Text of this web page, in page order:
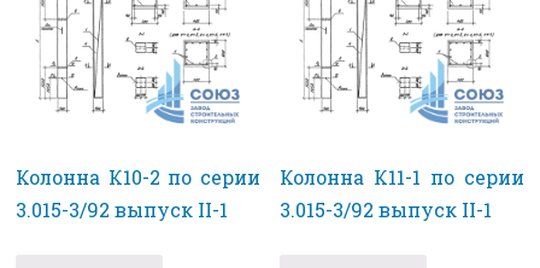
Колонна К10-2 по серии
3.015-3/92 выпуск II-1
Колонна К11-1 по серии
3.015-3/92 выпуск II-1